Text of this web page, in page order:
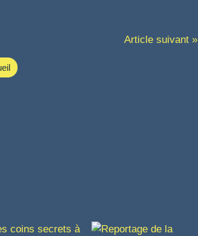
Article suivant »